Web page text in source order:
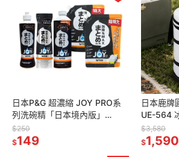
日本P&G 超濃縮 JOY PRO系
列洗碗精「日本境內版」
(280ml／390ml／650ml /
920ml)
$250
$149
日本鹿牌
UE-564
箱/保溫箱
$3,580
$1,590